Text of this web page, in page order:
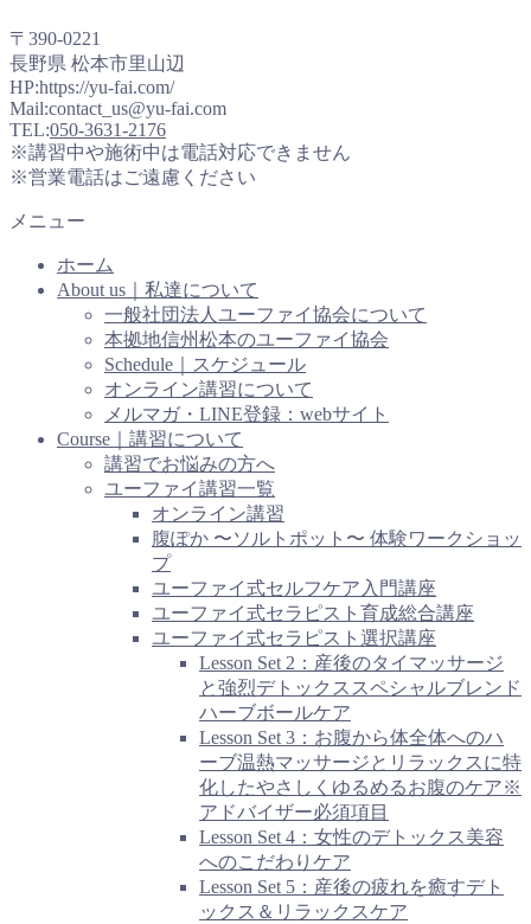
〒390-0221
長野県 松本市里山辺
HP:https://yu-fai.com/
Mail:contact_us@yu-fai.com
TEL:050-3631-2176
※講習中や施術中は電話対応できません
※営業電話はご遠慮ください
メニュー
ホーム
About us｜私達について
一般社団法人ユーファイ協会について
本拠地信州松本のユーファイ協会
Schedule｜スケジュール
オンライン講習について
メルマガ・LINE登録：webサイト
Course｜講習について
講習でお悩みの方へ
ユーファイ講習一覧
オンライン講習
腹ぽか 〜ソルトポット〜 体験ワークショッ
プ
ユーファイ式セルフケア入門講座
ユーファイ式セラピスト育成総合講座
ユーファイ式セラピスト選択講座
Lesson Set 2：産後のタイマッサージ
と強烈デトックススペシャルブレンド
ハーブボールケア
Lesson Set 3：お腹から体全体へのハ
ーブ温熱マッサージとリラックスに特
化したやさしくゆるめるお腹のケア※
アドバイザー必須項目
Lesson Set 4：女性のデトックス美容
へのこだわりケア
Lesson Set 5：産後の疲れを癒すデト
ックス＆リラックスケア